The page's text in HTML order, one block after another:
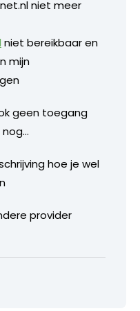
niet meer
niet bereikbaar en
mijn
geen toegang
hoe je wel
provider